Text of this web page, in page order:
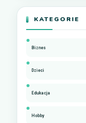
KATEGORIE
Biznes
Dzieci
Edukacja
Hobby